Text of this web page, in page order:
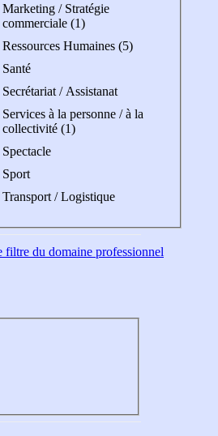
Marketing / Stratégie
commerciale (1)
Ressources Humaines (5)
Santé
Secrétariat / Assistanat
Services à la personne / à la
collectivité (1)
Spectacle
Sport
Transport / Logistique
filtre du domaine professionnel